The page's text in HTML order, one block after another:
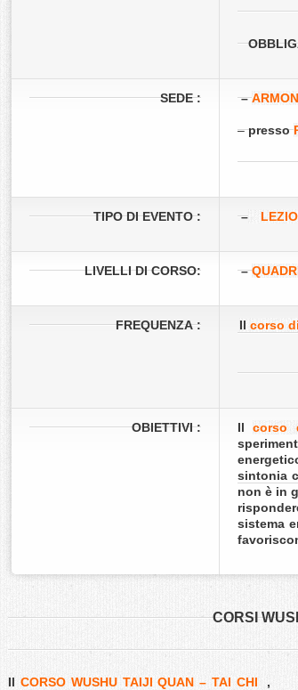
SEDE : –
–presso
TIPO DI EVENTO : –
LIVELLI DI CORSO: –
FREQUENZA : Il corso
OBIETTIVI : Ilcorso
sintonia
non è in
sistema
CORSI
Il CORSO WUSHU TAIJI QUAN – TAI CHI ,